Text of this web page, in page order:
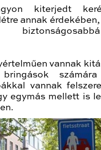
kiterjedt
annak
vannak
vannak
egymás mellett is